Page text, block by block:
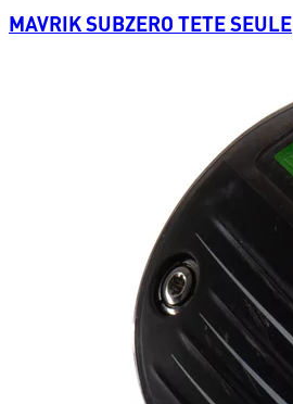
MAVRIK SUBZERO TETE SEULE